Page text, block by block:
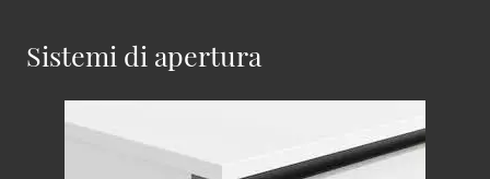
Sistemi di apertura